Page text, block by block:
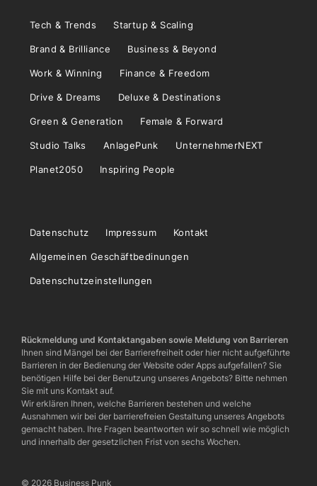
Tech & Trends Startup & Scaling
Brand & Brilliance Business & Beyond
Work & Winning Finance & Freedom
Drive & Dreams Deluxe & Destinations
Green & Generation Female & Forward
Studio Talks AnlagePunk UnternehmerNEXT
Planet2050 Inspiring People
Datenschutz Impressum Kontakt
Allgemeinen Geschäftbedinungen
Datenschutzeinstellungen
Rückmeldung und Kontaktangaben sowie Meldung von Barrieren
Ihnen sind Mängel bei der Barrierefreiheit oder hier nicht aufgeführte
Barrieren in der Bedienung der Website oder Apps aufgefallen? Sie
benötigen Hilfe bei der Benutzung unseres Angebots? Bitte nehmen
Sie mit uns Kontakt auf.
Wir erklären Ihnen, welche Barrieren bestehen und welche
Ausnahmen wir bei der barrierefreien Gestaltung unseres Angebots
gemacht haben. Ihre Fragen beantworten wir so schnell wie möglich
und innerhalb der gesetzlichen Frist von sechs Wochen.
© 2026 Business Punk